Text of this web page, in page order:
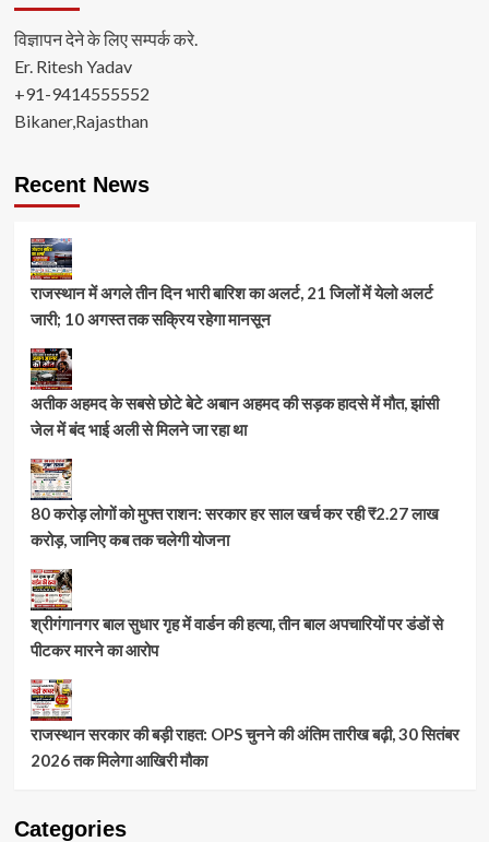
विज्ञापन देने के लिए सम्पर्क करे.
Er. Ritesh Yadav
+91-9414555552
Bikaner,Rajasthan
Recent News
राजस्थान में अगले तीन दिन भारी बारिश का अलर्ट, 21 जिलों में येलो अलर्ट
जारी; 10 अगस्त तक सक्रिय रहेगा मानसून
अतीक अहमद के सबसे छोटे बेटे अबान अहमद की सड़क हादसे में मौत, झांसी
जेल में बंद भाई अली से मिलने जा रहा था
80 करोड़ लोगों को मुफ्त राशन: सरकार हर साल खर्च कर रही ₹2.27 लाख
करोड़, जानिए कब तक चलेगी योजना
श्रीगंगानगर बाल सुधार गृह में वार्डन की हत्या, तीन बाल अपचारियों पर डंडों से
पीटकर मारने का आरोप
राजस्थान सरकार की बड़ी राहत: OPS चुनने की अंतिम तारीख बढ़ी, 30 सितंबर
2026 तक मिलेगा आखिरी मौका
Categories